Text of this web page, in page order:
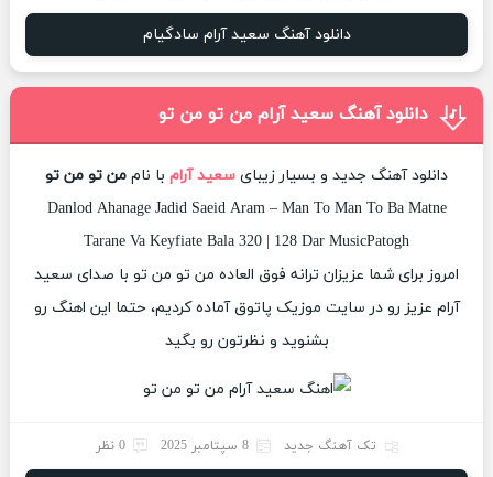
دانلود آهنگ سعید آرام سادگیام
دانلود آهنگ سعید آرام من تو من تو
دانلود آهنگ جدید و بسیار زیبای سعید آرام با نام من تو من تو
Danlod Ahanage Jadid Saeid Aram – Man To Man To Ba Matne
Tarane Va Keyfiate Bala 320 | 128 Dar MusicPatogh
امروز برای شما عزیزان ترانه فوق العاده من تو من تو با صدای سعید
آرام عزیز رو در سایت موزیک پاتوق آماده کردیم، حتما این اهنگ رو
بشنوید و نظرتون رو بگید
تک آهنگ جدید 8 سپتامبر 2025 0 نظر